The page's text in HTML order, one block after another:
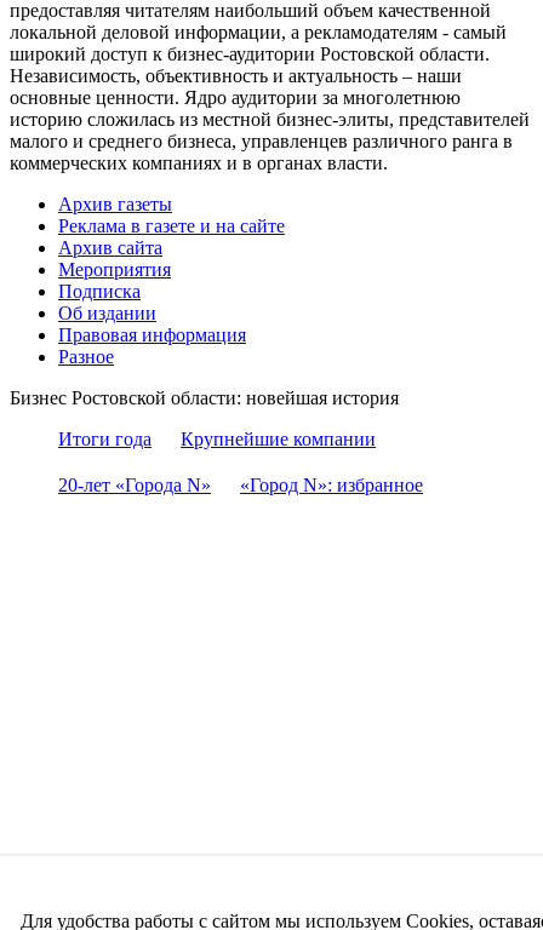
предоставляя читателям наибольший объем качественной
локальной деловой информации, а рекламодателям - самый
широкий доступ к бизнес-аудитории Ростовской области.
Независимость, объективность и актуальность – наши
основные ценности. Ядро аудитории за многолетнюю
историю сложилась из местной бизнес-элиты, представителей
малого и среднего бизнеса, управленцев различного ранга в
коммерческих компаниях и в органах власти.
Архив газеты
Реклама в газете и на сайте
Архив сайта
Мероприятия
Подписка
Об издании
Правовая информация
Разное
Бизнес Ростовской области: новейшая история
Итоги года
Крупнейшие компании
20-лет «Города N» «Город N»: избранное
Для удобства работы с сайтом мы используем Cookies,